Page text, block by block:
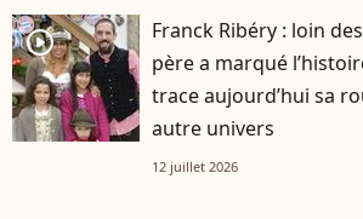
player2
Franck Ribéry : loin
père a marqué
trace aujourd’hui sa
autre univers
12 juillet 2026